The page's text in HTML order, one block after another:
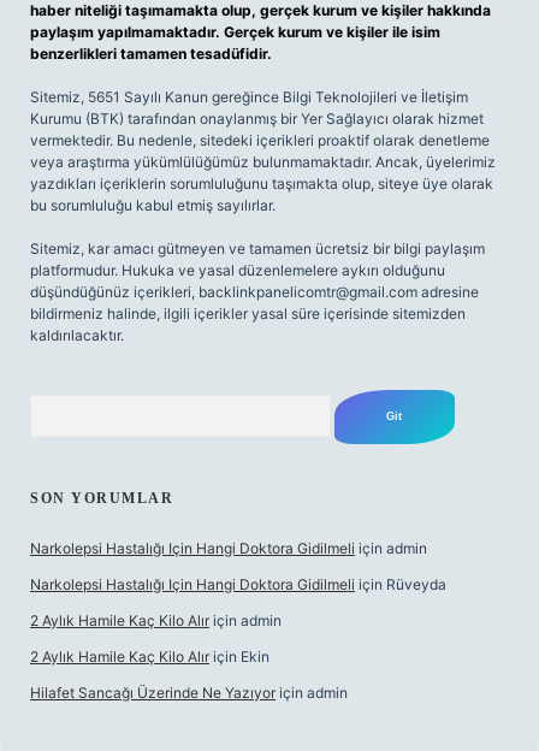
haber niteliği taşımamakta olup, gerçek kurum ve kişiler hakkında
paylaşım yapılmamaktadır. Gerçek kurum ve kişiler ile isim
benzerlikleri tamamen tesadüfidir.
Sitemiz, 5651 Sayılı Kanun gereğince Bilgi Teknolojileri ve İletişim
Kurumu (BTK) tarafından onaylanmış bir Yer Sağlayıcı olarak hizmet
vermektedir. Bu nedenle, sitedeki içerikleri proaktif olarak denetleme
veya araştırma yükümlülüğümüz bulunmamaktadır. Ancak, üyelerimiz
yazdıkları içeriklerin sorumluluğunu taşımakta olup, siteye üye olarak
bu sorumluluğu kabul etmiş sayılırlar.
Sitemiz, kar amacı gütmeyen ve tamamen ücretsiz bir bilgi paylaşım
platformudur. Hukuka ve yasal düzenlemelere aykırı olduğunu
düşündüğünüz içerikleri, backlinkpanelicomtr@gmail.com adresine
bildirmeniz halinde, ilgili içerikler yasal süre içerisinde sitemizden
kaldırılacaktır.
SON YORUMLAR
Narkolepsi Hastalığı Için Hangi Doktora Gidilmeli için admin
Narkolepsi Hastalığı Için Hangi Doktora Gidilmeli için Rüveyda
2 Aylık Hamile Kaç Kilo Alır için admin
2 Aylık Hamile Kaç Kilo Alır için Ekin
Hilafet Sancağı Üzerinde Ne Yazıyor için admin